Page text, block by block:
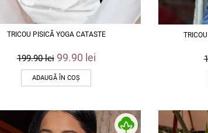
TRICOU PISICĂ YOGA CATASTE
199.90lei 99.90 lei
ADAUGĂ ÎN COȘ